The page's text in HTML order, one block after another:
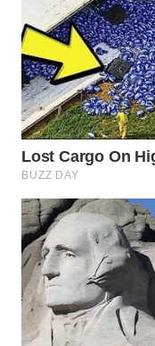
WN
MANDALIKA
WN
LIKUPANG
WN
WN
BORNEO
Wahana
Media
Group